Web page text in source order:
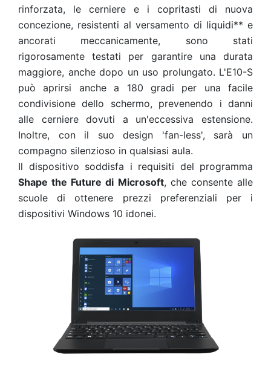
rinforzata, le cerniere e i copritasti di nuova
concezione, resistenti al versamento di liquidi** e
ancorati meccanicamente, sono stati
rigorosamente testati per garantire una durata
maggiore, anche dopo un uso prolungato. L'E10-S
può aprirsi anche a 180 gradi per una facile
condivisione dello schermo, prevenendo i danni
alle cerniere dovuti a un'eccessiva estensione.
Inoltre, con il suo design 'fan-less', sarà un
compagno silenzioso in qualsiasi aula.
Il dispositivo soddisfa i requisiti del programma
Shape the Future di Microsoft, che consente alle
scuole di ottenere prezzi preferenziali per i
dispositivi Windows 10 idonei.